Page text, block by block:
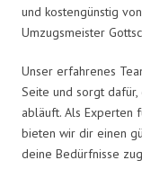
und kostengünstig
Umzugsmeister
Unser erfahrenes
Seite und sorgt
abläuft. Als Experten
bieten wir dir einen
deine Bedürfnisse